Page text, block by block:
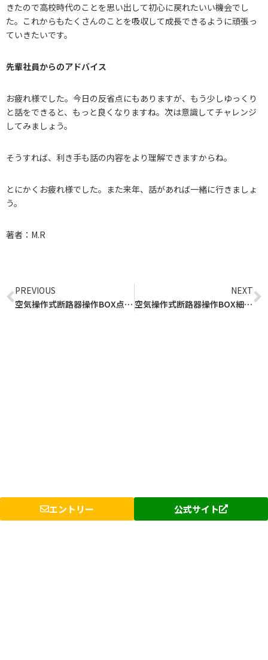
きたので高校時代のことを思い出して初心に戻れたいい機会でし
た。これからもたくさんのことを吸収して成長できるように頑張っ
ていきたいです。
先輩社員からのアドバイス
お疲れ様でした。今日の反省点にもありますが、もう少しゆっくり
と話をできると、もっと良くなりますね。次は意識してチャレンジ
してみましょう。
そうすれば、利き手も話の内容をより理解できますからね。
とにかくお疲れ様でした。また来年、話があれば一緒に行きましょ
う。
著者：M.R
Prev
PREVIOUS
空気操作式断路器操作BOX点検 | 愛知県 | 変電所 | 電気設備点検 | 特別高圧
NEXT
空気操作式断路器操作BOX細点 | 愛知県 | 変電所 | 電気設備点検 | 特別高圧
エントリー 公式サイト